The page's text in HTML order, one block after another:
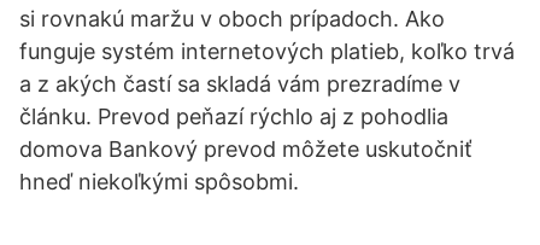
si rovnakú maržu v oboch prípadoch. Ako
funguje systém internetových platieb, koľko trvá
a z akých častí sa skladá vám prezradíme v
článku. Prevod peňazí rýchlo aj z pohodlia
domova Bankový prevod môžete uskutočniť
hneď niekoľkými spôsobmi.